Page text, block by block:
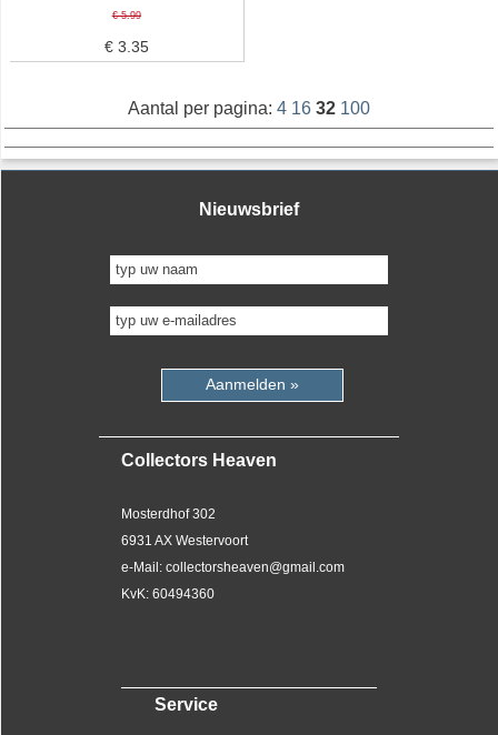
€ 5.99
€ 3.35
Aantal per pagina: 4 16 32 100
Nieuwsbrief
Aanmelden »
Collectors Heaven
Mosterdhof 302
6931 AX Westervoort
e-Mail: collectorsheaven@gmail.com
KvK: 60494360
Service